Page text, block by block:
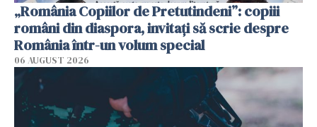
„România Copiilor de Pretutindeni”: copiii
români din diaspora, invitați să scrie despre
România într-un volum special
06 AUGUST 2026